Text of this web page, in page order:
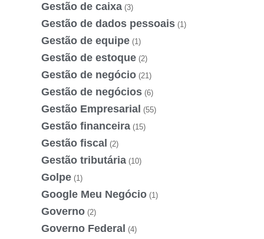
Gestão de caixa (3)
Gestão de dados pessoais (1)
Gestão de equipe (1)
Gestão de estoque (2)
Gestão de negócio (21)
Gestão de negócios (6)
Gestão Empresarial (55)
Gestão financeira (15)
Gestão fiscal (2)
Gestão tributária (10)
Golpe (1)
Google Meu Negócio (1)
Governo (2)
Governo Federal (4)